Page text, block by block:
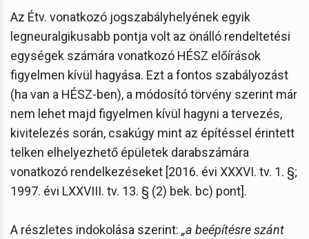
Az Étv. vonatkozó jogszabályhelyének egyik
legneuralgikusabb pontja volt az önálló rendeltetési
egységek számára vonatkozó HÉSZ előírások
figyelmen kívül hagyása. Ezt a fontos szabályozást
(ha van a HÉSZ-ben), a módosító törvény szerint már
nem lehet majd figyelmen kívül hagyni a tervezés,
kivitelezés során, csakúgy mint az építéssel érintett
telken elhelyezhető épületek darabszámára
vonatkozó rendelkezéseket [2016. évi XXXVI. tv. 1. §;
1997. évi LXXVIII. tv. 13. § (2) bek. bc) pont].
A részletes indokolása szerint: „a beépítésre szánt